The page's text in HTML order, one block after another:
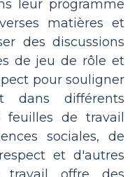
leur programme
matières et
des discussions
de jeu de rôle et
pour souligner
dans différents
feuilles de travail
sociales, de
et d'autres